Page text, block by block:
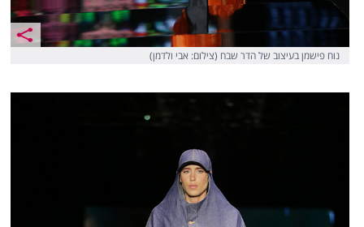
נוח פישמן בעיצוב של הדר שבח (צילום: אבי ולדמן)